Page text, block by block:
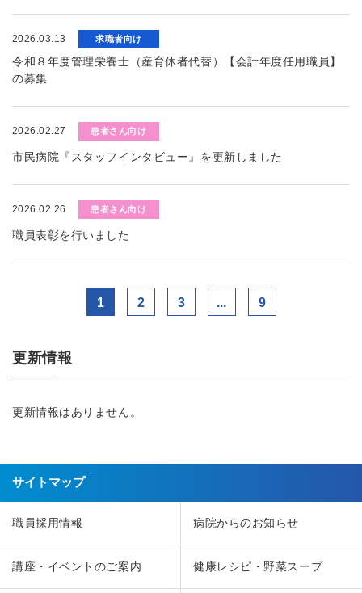
2026.03.13 求職者向け
令和８年度管理栄養士（産育休者代替）【会計年度任用職員】
の募集
2026.02.27 患者さん向け
市民病院『スタッフインタビュー』を更新しました
2026.02.26 患者さん向け
職員表彰を行いました
1 2 3 ... 9
更新情報
更新情報はありません。
サイトマップ
職員採用情報 病院からのお知らせ
講座・イベントのご案内 健康レシピ・野菜スープ